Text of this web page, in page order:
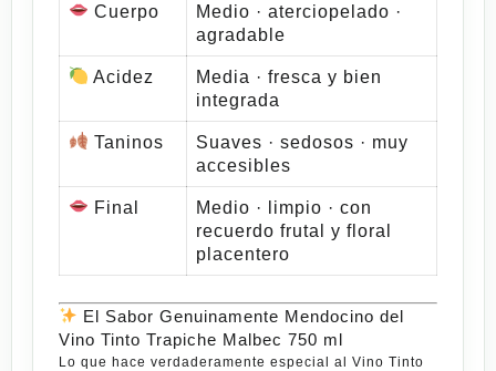
Cuerpo
Medio · aterciopelado ·
agradable
Acidez
Media · fresca y bien
integrada
Taninos
Suaves · sedosos · muy
accesibles
Final
Medio · limpio · con
recuerdo frutal y floral
placentero
El Sabor Genuinamente Mendocino del
Vino Tinto Trapiche Malbec 750 ml
Lo que hace verdaderamente especial al Vino Tinto